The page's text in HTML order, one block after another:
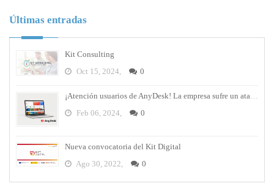
Últimas entradas
Kit Consulting
Oct 15, 2024,
0
Feb 06, 2024,
0
Nueva convocatoria del Kit Digital
Ago 30, 2022,
0